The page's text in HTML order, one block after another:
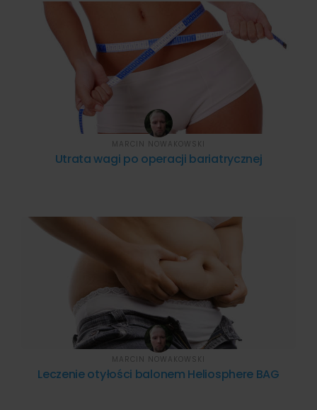
Utrata wagi po operacji bariatrycznej
MARCIN NOWAKOWSKI
Leczenie otyłości balonem Heliosphere BAG
MARCIN NOWAKOWSKI